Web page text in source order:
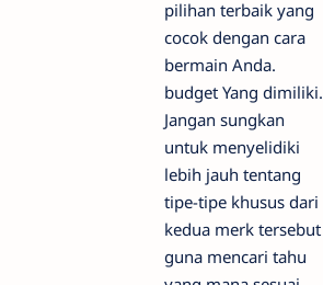
pilihan terbaik yang
cocok dengan cara
bermain Anda.
budget Yang dimiliki.
Jangan sungkan
untuk menyelidiki
lebih jauh tentang
tipe-tipe khusus dari
kedua merk tersebut
guna mencari tahu